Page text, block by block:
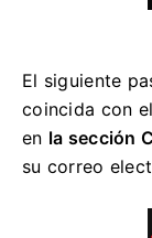
El siguiente
coincida con
en la sección
su correo